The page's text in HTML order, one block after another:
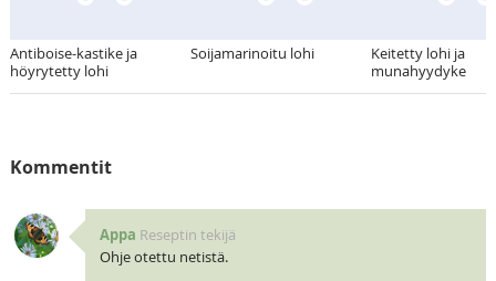
Antiboise-kastike ja
höyrytetty lohi
Soijamarinoitu lohi
Keitetty lohi ja
munahyydyke
Kommentit
Appa Reseptin tekijä
Ohje otettu netistä.